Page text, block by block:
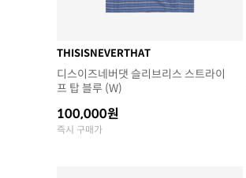
THISISNEVERTHAT
디스이즈네버댓 슬리브리스 스트라이
프 탑 블루 (W)
100,000원
즉시 구매가